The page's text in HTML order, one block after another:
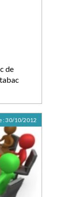
de
:30/10/2012